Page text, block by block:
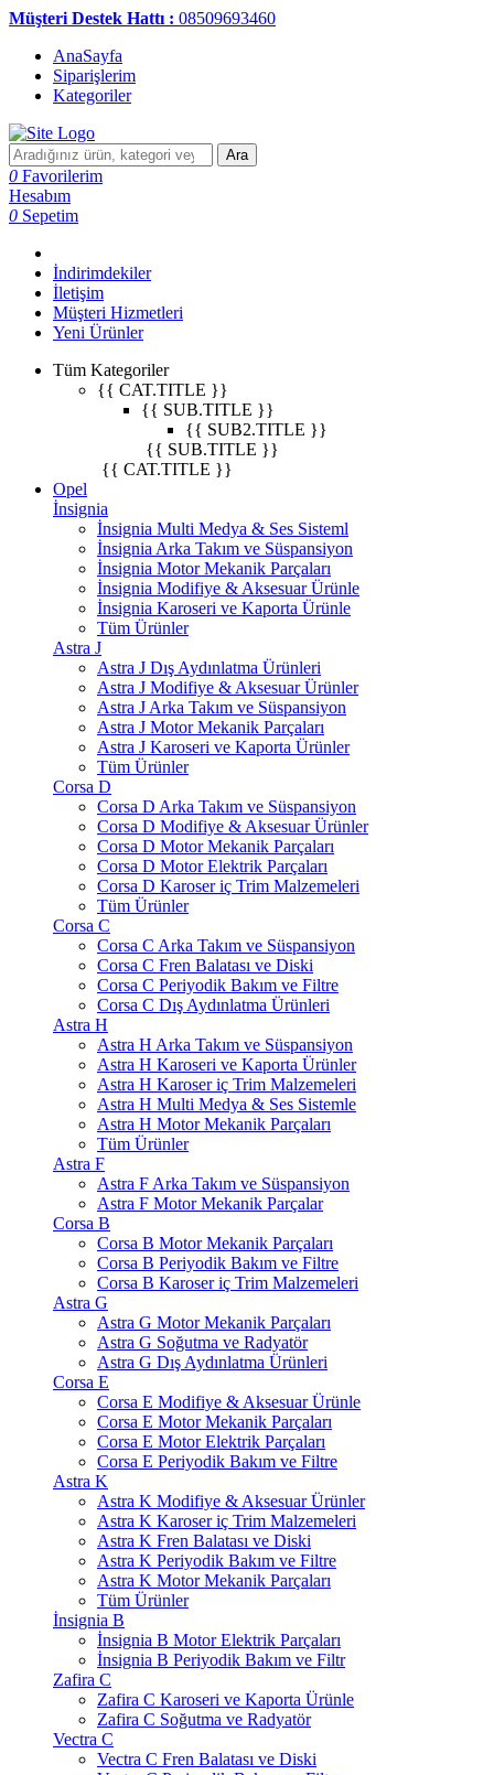
Müşteri Destek Hattı : 08509693460
AnaSayfa
Siparişlerim
Kategoriler
Ara
0 Favorilerim
Hesabım
0 Sepetim
İndirimdekiler
İletişim
Müşteri Hizmetleri
Yeni Ürünler
Tüm Kategoriler
{{ CAT.TITLE }}
{{ SUB.TITLE }}
{{ SUB2.TITLE }}
{{ SUB.TITLE }}
{{ CAT.TITLE }}
Opel
İnsignia
İnsignia Multi Medya & Ses Sisteml
İnsignia Arka Takım ve Süspansiyon
İnsignia Motor Mekanik Parçaları
İnsignia Modifiye & Aksesuar Ürünle
İnsignia Karoseri ve Kaporta Ürünle
Tüm Ürünler
Astra J
Astra J Dış Aydınlatma Ürünleri
Astra J Modifiye & Aksesuar Ürünler
Astra J Arka Takım ve Süspansiyon
Astra J Motor Mekanik Parçaları
Astra J Karoseri ve Kaporta Ürünler
Tüm Ürünler
Corsa D
Corsa D Arka Takım ve Süspansiyon
Corsa D Modifiye & Aksesuar Ürünler
Corsa D Motor Mekanik Parçaları
Corsa D Motor Elektrik Parçaları
Corsa D Karoser iç Trim Malzemeleri
Tüm Ürünler
Corsa C
Corsa C Arka Takım ve Süspansiyon
Corsa C Fren Balatası ve Diski
Corsa C Periyodik Bakım ve Filtre
Corsa C Dış Aydınlatma Ürünleri
Astra H
Astra H Arka Takım ve Süspansiyon
Astra H Karoseri ve Kaporta Ürünler
Astra H Karoser iç Trim Malzemeleri
Astra H Multi Medya & Ses Sistemle
Astra H Motor Mekanik Parçaları
Tüm Ürünler
Astra F
Astra F Arka Takım ve Süspansiyon
Astra F Motor Mekanik Parçalar
Corsa B
Corsa B Motor Mekanik Parçaları
Corsa B Periyodik Bakım ve Filtre
Corsa B Karoser iç Trim Malzemeleri
Astra G
Astra G Motor Mekanik Parçaları
Astra G Soğutma ve Radyatör
Astra G Dış Aydınlatma Ürünleri
Corsa E
Corsa E Modifiye & Aksesuar Ürünle
Corsa E Motor Mekanik Parçaları
Corsa E Motor Elektrik Parçaları
Corsa E Periyodik Bakım ve Filtre
Astra K
Astra K Modifiye & Aksesuar Ürünler
Astra K Karoser iç Trim Malzemeleri
Astra K Fren Balatası ve Diski
Astra K Periyodik Bakım ve Filtre
Astra K Motor Mekanik Parçaları
Tüm Ürünler
İnsignia B
İnsignia B Motor Elektrik Parçaları
İnsignia B Periyodik Bakım ve Filtr
Zafira C
Zafira C Karoseri ve Kaporta Ürünle
Zafira C Soğutma ve Radyatör
Vectra C
Vectra C Fren Balatası ve Diski